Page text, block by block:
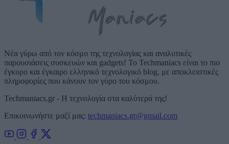
Νέα γύρω από τον κόσμο της τεχνολογίας και αναλυτικές
παρουσιάσεις συσκευών και gadgets! Το Techmaniacs είναι το πιο
έγκυρο και έγκαιρο ελληνικό τεχνολογικό blog, με αποκλειστικές
πληροφορίες που κάνουν τον γύρο του κόσμου.
Techmaniacs.gr - Η τεχνολογία στα καλύτερά της!
Επικοινωνήστε μαζί μας: techmaniacs.gr@gmail.com